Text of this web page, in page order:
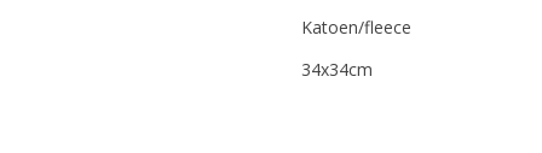
Katoen/fleece
34x34cm